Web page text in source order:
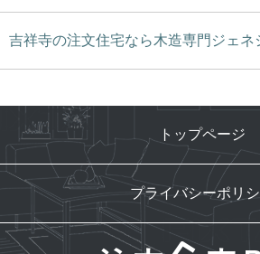
吉祥寺の注文住宅なら木造専門ジェネ
トップページ
プライバシーポリ